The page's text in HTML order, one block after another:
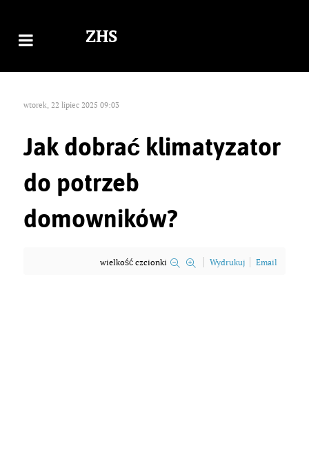
ZHS
wtorek, 22 lipiec 2025 09:03
Jak dobrać klimatyzator
do potrzeb
domowników?
wielkość czcionki Wydrukuj Email